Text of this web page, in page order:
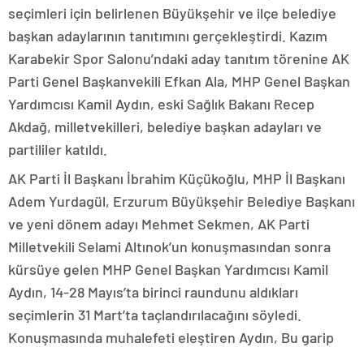
seçimleri için belirlenen Büyükşehir ve ilçe belediye
başkan adaylarının tanıtımını gerçekleştirdi. Kazım
Karabekir Spor Salonu’ndaki aday tanıtım törenine AK
Parti Genel Başkanvekili Efkan Ala, MHP Genel Başkan
Yardımcısı Kamil Aydın, eski Sağlık Bakanı Recep
Akdağ, milletvekilleri, belediye başkan adayları ve
partililer katıldı.
AK Parti İl Başkanı İbrahim Küçükoğlu, MHP İl Başkanı
Adem Yurdagül, Erzurum Büyükşehir Belediye Başkanı
ve yeni dönem adayı Mehmet Sekmen, AK Parti
Milletvekili Selami Altınok’un konuşmasından sonra
kürsüye gelen MHP Genel Başkan Yardımcısı Kamil
Aydın, 14-28 Mayıs’ta birinci raundunu aldıkları
seçimlerin 31 Mart’ta taçlandırılacağını söyledi.
Konuşmasında muhalefeti eleştiren Aydın, Bu garip